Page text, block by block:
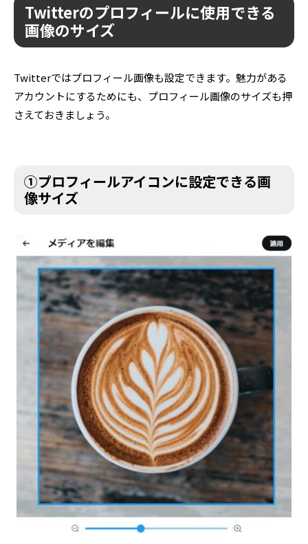
Twitterのプロフィールに使用できる
画像のサイズ
Twitterではプロフィール画像も設定できます。魅力がある
アカウントにするためにも、プロフィール画像のサイズも押
さえておきましょう。
①プロフィールアイコンに設定できる画
像サイズ